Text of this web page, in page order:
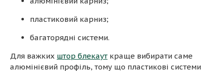
пластиковий карниз;
багаторядні системи.
Для важких штор блекаут краще вибирати саме
алюмінієвий профіль, тому що пластикові системи